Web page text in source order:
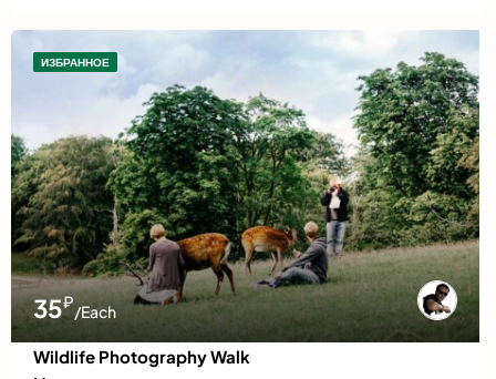
ИЗБРАННОЕ
35₽/Each
Wildlife Photography Walk